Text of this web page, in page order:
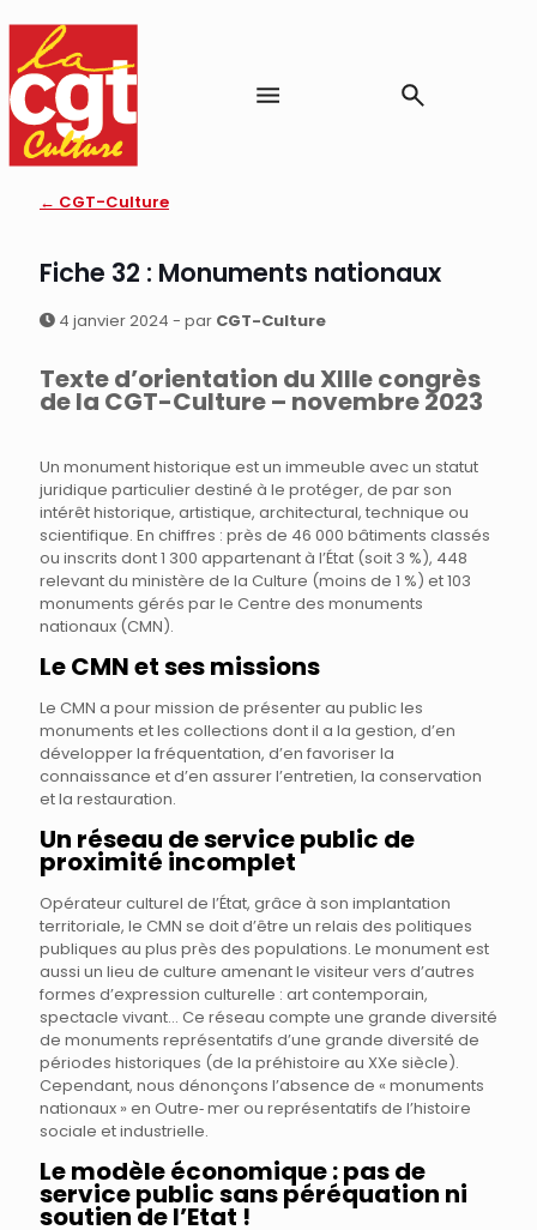
← CGT-Culture
Fiche 32 : Monuments nationaux
4 janvier 2024 - par CGT-Culture
Texte d’orientation du XIIIe congrès
de la CGT-Culture – novembre 2023
Un monument historique est un immeuble avec un statut
juridique particulier destiné à le protéger, de par son
intérêt historique, artistique, architectural, technique ou
scientifique. En chiffres : près de 46 000 bâtiments classés
ou inscrits dont 1 300 appartenant à l’État (soit 3 %), 448
relevant du ministère de la Culture (moins de 1 %) et 103
monuments gérés par le Centre des monuments
nationaux (CMN).
Le CMN et ses missions
Le CMN a pour mission de présenter au public les
monuments et les collections dont il a la gestion, d’en
développer la fréquentation, d’en favoriser la
connaissance et d’en assurer l’entretien, la conservation
et la restauration.
Un réseau de service public de
proximité incomplet
Opérateur culturel de l’État, grâce à son implantation
territoriale, le CMN se doit d’être un relais des politiques
publiques au plus près des populations. Le monument est
aussi un lieu de culture amenant le visiteur vers d’autres
formes d’expression culturelle : art contemporain,
spectacle vivant… Ce réseau compte une grande diversité
de monuments représentatifs d’une grande diversité de
périodes historiques (de la préhistoire au XXe siècle).
Cependant, nous dénonçons l’absence de « monuments
nationaux » en Outre‐ mer ou représentatifs de l’histoire
sociale et industrielle.
Le modèle économique : pas de
service public sans péréquation ni
soutien de l’Etat !